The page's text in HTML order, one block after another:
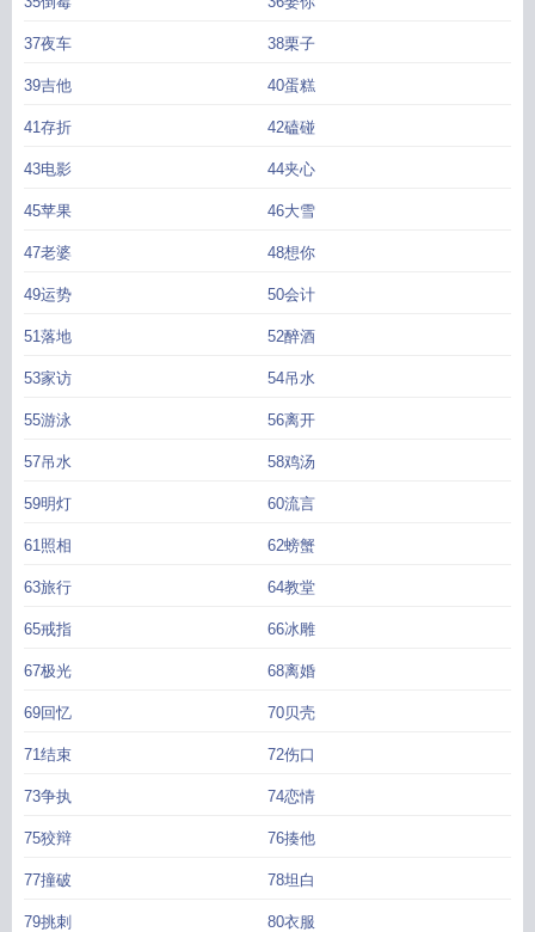
37夜车 38栗子
39吉他 40蛋糕
41存折 42磕碰
43电影 44夹心
45苹果 46大雪
47老婆 48想你
49运势 50会计
51落地 52醉酒
53家访 54吊水
55游泳 56离开
57吊水 58鸡汤
59明灯 60流言
61照相 62螃蟹
63旅行 64教堂
65戒指 66冰雕
67极光 68离婚
69回忆 70贝壳
71结束 72伤口
73争执 74恋情
75狡辩 76揍他
77撞破 78坦白
79挑刺 80衣服